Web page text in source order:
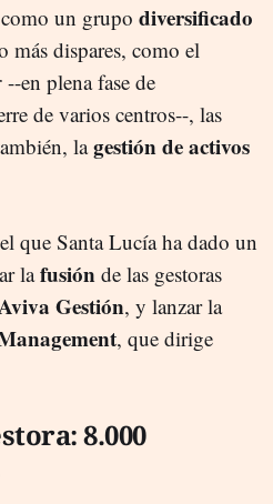
un grupo diversificado
más dispares, como el
--en plena fase de
de varios centros--, las
lagestión de activos
que Santa Lucía ha dado un
lafusión de las gestoras
Gestión, y lanzar la
, que dirige
8.000